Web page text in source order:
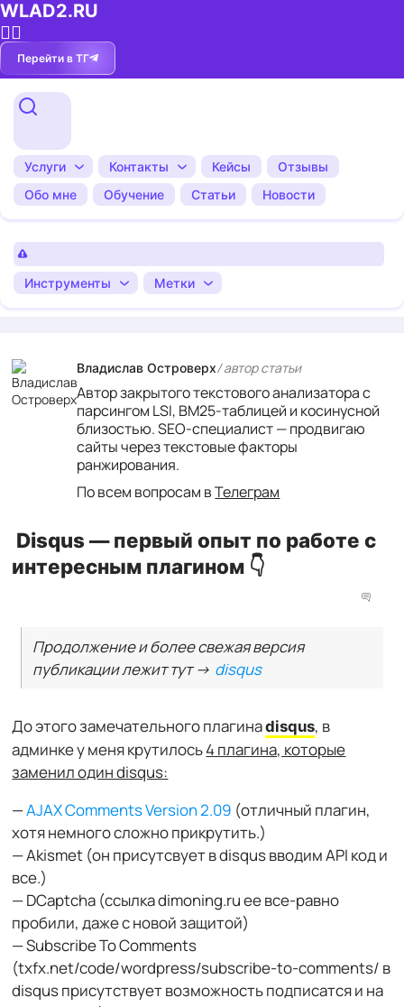
WLAD2.RU
💁‍♂️
Перейти в ТГ
Услуги Контакты Кейсы
Отзывы
Обо мне
Обучение Статьи Новости
Инструменты Метки
Владислав Островерх/ автор cтатьи
Автор закрытого текстового анализатора с
парсингом LSI, BM25-таблицей и косинусной
близостью. SEO-специалист — продвигаю
сайты через текстовые факторы
ранжирования.
По всем вопросам вТелеграм
Disqus — первый опыт по работе с
интересным плагином 👇
Продолжение и более свежая версия
публикации лежит тут → disqus
До этого замечательного плагинаdisqus, в
админке у меня крутилось4 плагина, которые
заменил один disqus:
—AJAX Comments Version 2.09 (отличный плагин,
хотя немного сложно прикрутить.)
— Akismet (он присутсвует в disqus вводим API код и
все.)
— DCaptcha (ссылка dimoning.ru ее все-равно
пробили, даже с новой защитой)
— Subscribe To Comments
(txfx.net/code/wordpress/subscribe-to-comments/ в
disqus присутствует возможность подписатся и на